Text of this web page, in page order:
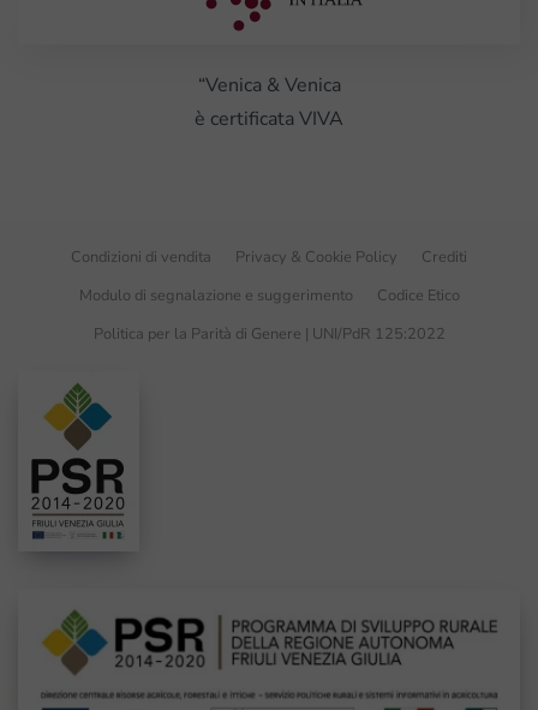
“Venica & Venica
è certificata VIVA
Condizioni di vendita Privacy & Cookie Policy
Crediti
Modulo di segnalazione e suggerimento
Codice Etico
Politica per la Parità di Genere | UNI/PdR 125:2022